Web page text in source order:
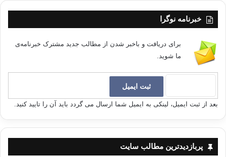
خبرنامه نوگرا
برای دریافت و باخبر شدن از مطالب جدید مشترک خبرنامه‌ی
ما شوید.
بعد از ثبت ایمیل، لینکی به ایمیل شما ارسال می گردد باید آن را تایید کنید.
پربازدیدترین مطالب سایت